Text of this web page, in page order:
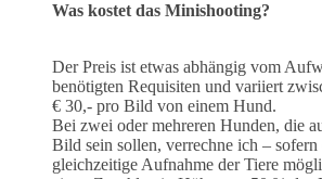
Was kostet das Minishooting?
Der Preis ist etwas abhängig vom
benötigten Requisiten und variiert
€ 30,- pro Bild von einem Hund.
Bei zwei oder mehreren Hunden, die
Bild sein sollen, verrechne ich – sofern
gleichzeitige Aufnahme der Tiere